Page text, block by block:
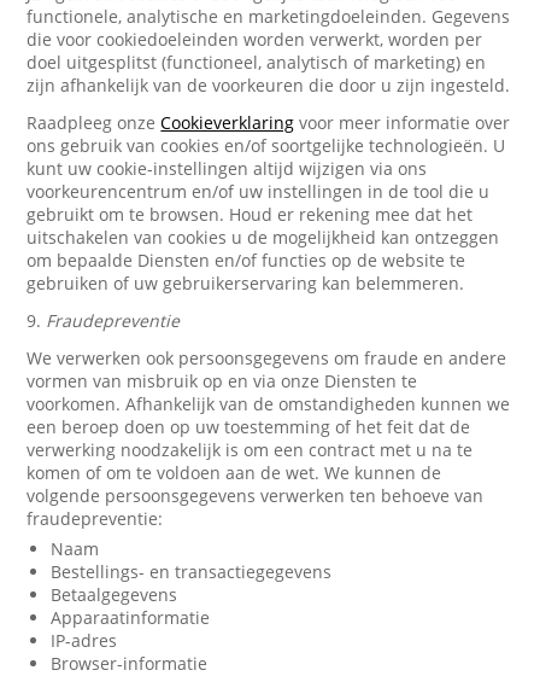
functionele, analytische en marketingdoeleinden. Gegevens
die voor cookiedoeleinden worden verwerkt, worden per
doel uitgesplitst (functioneel, analytisch of marketing) en
zijn afhankelijk van de voorkeuren die door u zijn ingesteld.
Raadpleeg onzeCookieverklaring voor meer informatie over
ons gebruik van cookies en/of soortgelijke technologieën. U
kunt uw cookie-instellingen altijd wijzigen via ons
voorkeurencentrum en/of uw instellingen in de tool die u
gebruikt om te browsen. Houd er rekening mee dat het
uitschakelen van cookies u de mogelijkheid kan ontzeggen
om bepaalde Diensten en/of functies op de website te
gebruiken of uw gebruikerservaring kan belemmeren.
9. Fraudepreventie
We verwerken ook persoonsgegevens om fraude en andere
vormen van misbruik op en via onze Diensten te
voorkomen. Afhankelijk van de omstandigheden kunnen we
een beroep doen op uw toestemming of het feit dat de
verwerking noodzakelijk is om een contract met u na te
komen of om te voldoen aan de wet. We kunnen de
volgende persoonsgegevens verwerken ten behoeve van
fraudepreventie:
Naam
Bestellings- en transactiegegevens
Betaalgegevens
Apparaatinformatie
IP-adres
Browser-informatie